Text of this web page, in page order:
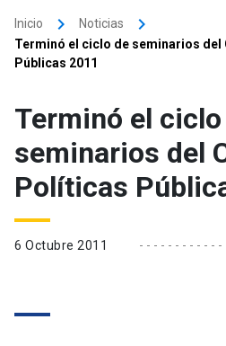
Inicio keyboard_arrow_right Noticias keyboard_arrow_right
Terminó el ciclo de seminarios
Públicas 2011
Terminó el
seminarios del
Políticas
6 Octubre 2011